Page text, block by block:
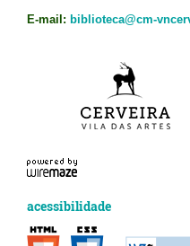
E-mail: biblioteca@cm-
acessibilidade